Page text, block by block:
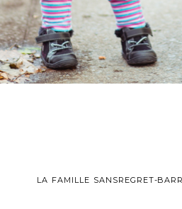
LA FAMILLE SANSREGRET-